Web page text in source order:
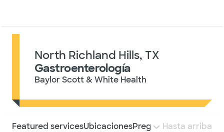
North Richland Hills, TX
Gastroenterología
Baylor Scott & White Health
Utilice esta navegación para saltar rápidamente a
Featured servicesUbicacionesPreguntas frecuentes
Hasta arriba